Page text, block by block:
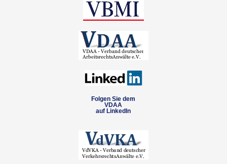
Folgen Sie dem
VDAA
auf LinkedIn